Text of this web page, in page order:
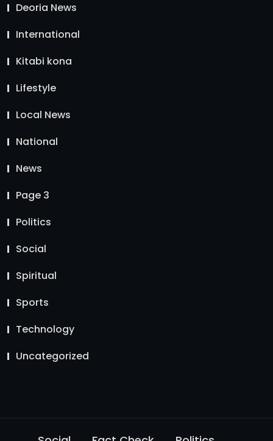
Deoria News
International
Kitabi kona
Lifestyle
Local News
National
News
Page 3
Politics
Social
Spiritual
Sports
Technology
Uncategorized